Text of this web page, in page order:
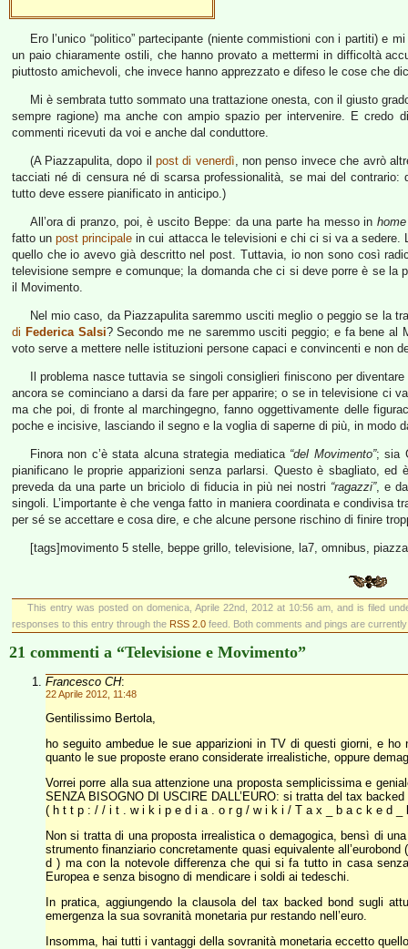
Ero l’unico “politico” partecipante (niente commistioni con i partiti) e
un paio chiaramente ostili, che hanno provato a mettermi in difficoltà
piuttosto amichevoli, che invece hanno apprezzato e difeso le cose che
Mi è sembrata tutto sommato una trattazione onesta, con il giusto
sempre ragione) ma anche con ampio spazio per intervenire. E credo
commenti ricevuti da voi e anche dal conduttore.
(A Piazzapulita, dopo il post di venerdì, non penso invece che avrò
tacciati né di censura né di scarsa professionalità, se mai del
tutto deve essere pianificato in anticipo.)
All’ora di pranzo, poi, è uscito Beppe: da una parte ha messo in
fatto unpost principale in cui attacca le televisioni e chi ci si va a sedere.
quello che io avevo già descritto nel post. Tuttavia, io non sono così
televisione sempre e comunque; la domanda che ci si deve porre è se la
il Movimento.
Nel mio caso, da Piazzapulita saremmo usciti meglio o peggio se la
di Federica Salsi? Secondo me ne saremmo usciti peggio; e fa bene al
voto serve a mettere nelle istituzioni persone capaci e convincenti e non
Il problema nasce tuttavia se singoli consiglieri finiscono per
ancora se cominciano a darsi da fare per apparire; o se in televisione ci
ma che poi, di fronte al marchingegno, fanno oggettivamente delle
poche e incisive, lasciando il segno e la voglia di saperne di più, in modo
Finora non c’è stata alcuna strategia mediatica “del Movimento”; sia
pianificano le proprie apparizioni senza parlarsi. Questo è sbagliato, ed
preveda da una parte un briciolo di fiducia in più nei nostri “ragazzi”, e
singoli. L’importante è che venga fatto in maniera coordinata e condivisa
per sé se accettare e cosa dire, e che alcune persone rischino di finire
[tags]movimento 5 stelle, beppe grillo, televisione, la7, omnibus,
This entry was posted on domenica, Aprile 22nd, 2012 at 10:56 am, and is filed
responses to this entry through the RSS 2.0 feed. Both comments and pings are
21 commenti a “Televisione e Movimento”
Francesco CH:
22 Aprile 2012, 11:48
Gentilissimo Bertola,
ho seguito ambedue le sue apparizioni in TV di questi giorni, e
quanto le sue proposte erano considerate irrealistiche, oppure
Vorrei porre alla sua attenzione una proposta semplicissima e
SENZA BISOGNO DI USCIRE DALL’EURO: si tratta del tax backed
( h t t p : / / i t . w i k i p e d i a . o r g / w i k i / T a x _ b a c k e d _
Non si tratta di una proposta irrealistica o demagogica, bensì di
strumento finanziario concretamente quasi equivalente
d ) ma con la notevole differenza che qui si fa tutto in casa
Europea e senza bisogno di mendicare i soldi ai tedeschi.
In pratica, aggiungendo la clausola del tax backed bond sugli
emergenza la sua sovranità monetaria pur restando nell’euro.
Insomma, hai tutti i vantaggi della sovranità monetaria eccetto